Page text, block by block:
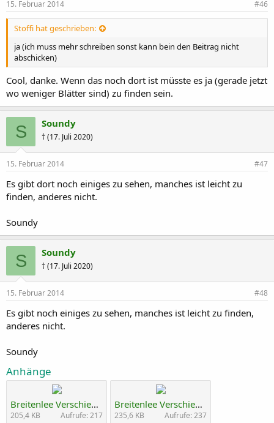
15. Februar 2014 #46
Stoffi hat geschrieben:
ja (ich muss mehr schreiben sonst kann bein den Beitrag nicht
abschicken)
Cool, danke. Wenn das noch dort ist müsste es ja (gerade jetzt
wo weniger Blätter sind) zu finden sein.
S Soundy
† (17. Juli 2020)
15. Februar 2014 #47
Es gibt dort noch einiges zu sehen, manches ist leicht zu
finden, anderes nicht.
Soundy
S Soundy
† (17. Juli 2020)
15. Februar 2014 #48
Es gibt noch einiges zu sehen, manches ist leicht zu finden,
anderes nicht.
Soundy
Anhänge
Breitenlee Verschiebebhf 110409 (5).JPG
205,4 KB Aufrufe: 217
Breitenlee Verschiebebhf 110409 (2).JPG
235,6 KB Aufrufe: 237